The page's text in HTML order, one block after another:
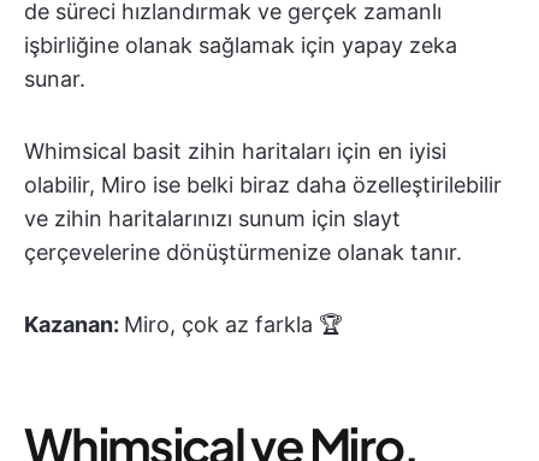
de süreci hızlandırmak ve gerçek zamanlı
işbirliğine olanak sağlamak için yapay zeka
sunar.
Whimsical basit zihin haritaları için en iyisi
olabilir, Miro ise belki biraz daha özelleştirilebilir
ve zihin haritalarınızı sunum için slayt
çerçevelerine dönüştürmenize olanak tanır.
Kazanan: Miro, çok az farkla 🏆
Whimsical ve Miro,